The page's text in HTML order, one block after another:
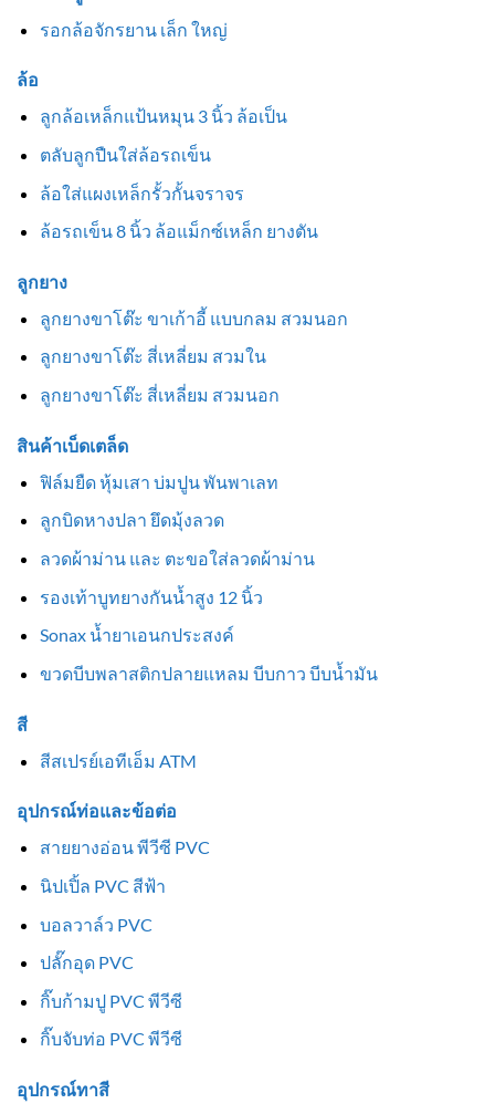
รอกล้อจักรยาน เล็ก ใหญ่
ล้อ
ลูกล้อเหล็กแป้นหมุน 3 นิ้ว ล้อเป็น
ตลับลูกปืนใส่ล้อรถเข็น
ล้อใส่แผงเหล็กรั้วกั้นจราจร
ล้อรถเข็น 8 นิ้ว ล้อแม็กซ์เหล็ก ยางตัน
ลูกยาง
ลูกยางขาโต๊ะ ขาเก้าอี้ แบบกลม สวมนอก
ลูกยางขาโต๊ะ สี่เหลี่ยม สวมใน
ลูกยางขาโต๊ะ สี่เหลี่ยม สวมนอก
สินค้าเบ็ดเตล็ด
ฟิล์มยืด หุ้มเสา บ่มปูน พันพาเลท
ลูกบิดหางปลา ยึดมุ้งลวด
ลวดผ้าม่าน และ ตะขอใส่ลวดผ้าม่าน
รองเท้าบูทยางกันน้ำสูง 12 นิ้ว
Sonax น้ำยาเอนกประสงค์
ขวดบีบพลาสติกปลายแหลม บีบกาว บีบน้ำมัน
สี
สีสเปรย์เอทีเอ็ม ATM
อุปกรณ์ท่อและข้อต่อ
สายยางอ่อน พีวีซี PVC
นิปเปิ้ล PVC สีฟ้า
บอลวาล์ว PVC
ปลั๊กอุด PVC
กิ๊บก้ามปู PVC พีวีซี
กิ๊บจับท่อ PVC พีวีซี
อุปกรณ์ทาสี